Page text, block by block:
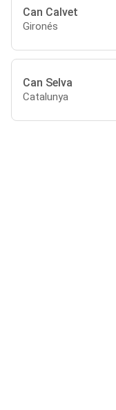
Can Calvet
Gironés
Can Selva
Catalunya